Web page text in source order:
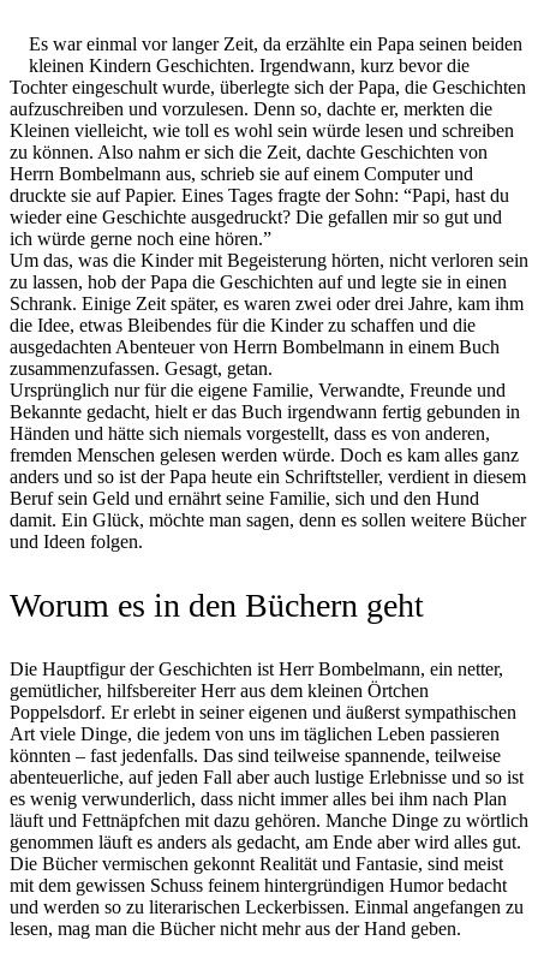
Es war einmal vor langer Zeit, da erzählte ein Papa seinen beiden
kleinen Kindern Geschichten. Irgendwann, kurz bevor die
Tochter eingeschult wurde, überlegte sich der Papa, die Geschichten
aufzuschreiben und vorzulesen. Denn so, dachte er, merkten die
Kleinen vielleicht, wie toll es wohl sein würde lesen und schreiben
zu können. Also nahm er sich die Zeit, dachte Geschichten von
Herrn Bombelmann aus, schrieb sie auf einem Computer und
druckte sie auf Papier. Eines Tages fragte der Sohn: “Papi, hast du
wieder eine Geschichte ausgedruckt? Die gefallen mir so gut und
ich würde gerne noch eine hören.”
Um das, was die Kinder mit Begeisterung hörten, nicht verloren sein
zu lassen, hob der Papa die Geschichten auf und legte sie in einen
Schrank. Einige Zeit später, es waren zwei oder drei Jahre, kam ihm
die Idee, etwas Bleibendes für die Kinder zu schaffen und die
ausgedachten Abenteuer von Herrn Bombelmann in einem Buch
zusammenzufassen. Gesagt, getan.
Ursprünglich nur für die eigene Familie, Verwandte, Freunde und
Bekannte gedacht, hielt er das Buch irgendwann fertig gebunden in
Händen und hätte sich niemals vorgestellt, dass es von anderen,
fremden Menschen gelesen werden würde. Doch es kam alles ganz
anders und so ist der Papa heute ein Schriftsteller, verdient in diesem
Beruf sein Geld und ernährt seine Familie, sich und den Hund
damit. Ein Glück, möchte man sagen, denn es sollen weitere Bücher
und Ideen folgen.
Worum es in den Büchern geht
Die Hauptfigur der Geschichten ist Herr Bombelmann, ein netter,
gemütlicher, hilfsbereiter Herr aus dem kleinen Örtchen
Poppelsdorf. Er erlebt in seiner eigenen und äußerst sympathischen
Art viele Dinge, die jedem von uns im täglichen Leben passieren
könnten – fast jedenfalls. Das sind teilweise spannende, teilweise
abenteuerliche, auf jeden Fall aber auch lustige Erlebnisse und so ist
es wenig verwunderlich, dass nicht immer alles bei ihm nach Plan
läuft und Fettnäpfchen mit dazu gehören. Manche Dinge zu wörtlich
genommen läuft es anders als gedacht, am Ende aber wird alles gut.
Die Bücher vermischen gekonnt Realität und Fantasie, sind meist
mit dem gewissen Schuss feinem hintergründigen Humor bedacht
und werden so zu literarischen Leckerbissen. Einmal angefangen zu
lesen, mag man die Bücher nicht mehr aus der Hand geben.